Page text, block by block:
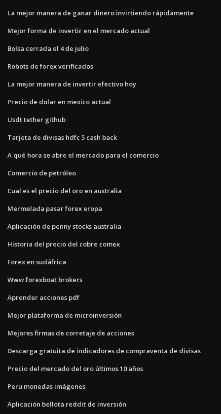
La mejor manera de ganar dinero invirtiendo rápidamente
Mejor forma de invertir en el mercado actual
Bolsa cerrada el 4 de julio
Robots de forex verificados
La mejor manera de invertir efectivo hoy
Precio de dolar en mexico actual
Usdt tether github
Tarjeta de divisas hdfc 5 cash back
A qué hora se abre el mercado para el comercio
Comercio de petróleo
Cual es el precio del oro en australia
Mermelada pasar forex eropa
Aplicación de penny stocks australia
Historia del precio del cobre comex
Forex en sudáfrica
Www.forexboat brokers
Aprender acciones pdf
Mejor plataforma de microinversión
Mejores firmas de corretaje de acciones
Descarga gratuita de indicadores de compraventa de divisas
Precio del mercado del oro últimos 10 años
Peru monedas imágenes
Aplicación bellota reddit de inversión